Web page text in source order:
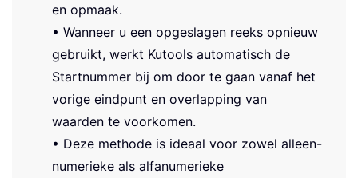
en opmaak.
• Wanneer u een opgeslagen reeks opnieuw
gebruikt, werkt Kutools automatisch de
Startnummer bij om door te gaan vanaf het
vorige eindpunt en overlapping van
waarden te voorkomen.
• Deze methode is ideaal voor zowel alleen-
numerieke als alfanumerieke